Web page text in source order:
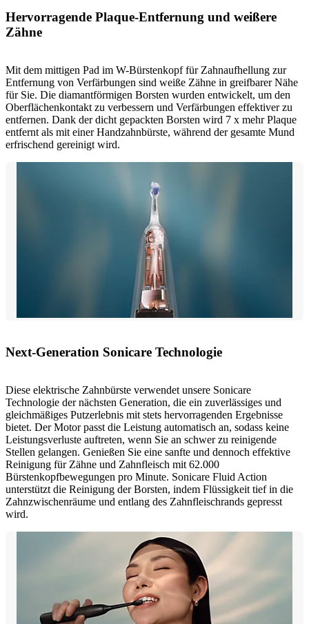
Hervorragende Plaque-Entfernung und weißere
Zähne
Mit dem mittigen Pad im W-Bürstenkopf für Zahnaufhellung zur
Entfernung von Verfärbungen sind weiße Zähne in greifbarer Nähe
für Sie. Die diamantförmigen Borsten wurden entwickelt, um den
Oberflächenkontakt zu verbessern und Verfärbungen effektiver zu
entfernen. Dank der dicht gepackten Borsten wird 7 x mehr Plaque
entfernt als mit einer Handzahnbürste, während der gesamte Mund
erfrischend gereinigt wird.
Next-Generation Sonicare Technologie
Diese elektrische Zahnbürste verwendet unsere Sonicare
Technologie der nächsten Generation, die ein zuverlässiges und
gleichmäßiges Putzerlebnis mit stets hervorragenden Ergebnisse
bietet. Der Motor passt die Leistung automatisch an, sodass keine
Leistungsverluste auftreten, wenn Sie an schwer zu reinigende
Stellen gelangen. Genießen Sie eine sanfte und dennoch effektive
Reinigung für Zähne und Zahnfleisch mit 62.000
Bürstenkopfbewegungen pro Minute. Sonicare Fluid Action
unterstützt die Reinigung der Borsten, indem Flüssigkeit tief in die
Zahnzwischenräume und entlang des Zahnfleischrands gepresst
wird.